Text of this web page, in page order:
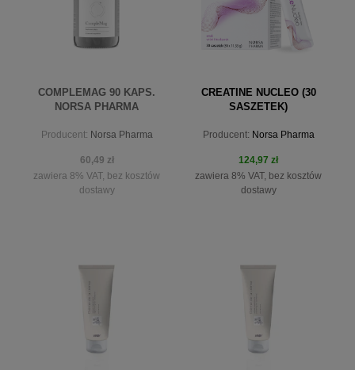
COMPLEMAG 90 KAPS.
NORSA PHARMA
Producent: Norsa Pharma
60,49 zł
zawiera 8% VAT, bez kosztów
dostawy
powiadom o dostępności
CREATINE NUCLEO (30
SASZETEK)
Producent: Norsa Pharma
124,97 zł
zawiera 8% VAT, bez kosztów
dostawy
do koszyka